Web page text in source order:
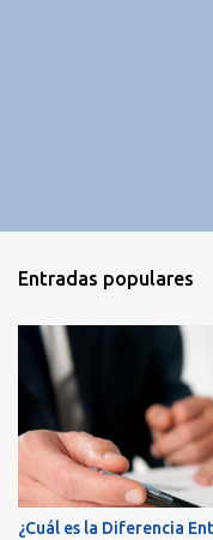
Entradas populares
¿Cuál es la Diferencia